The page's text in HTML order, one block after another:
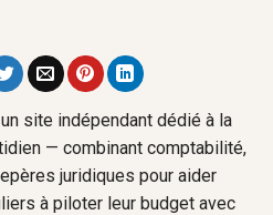
site indépendant dédié à la
— combinant comptabilité,
juridiques pour aider
à piloter leur budget avec